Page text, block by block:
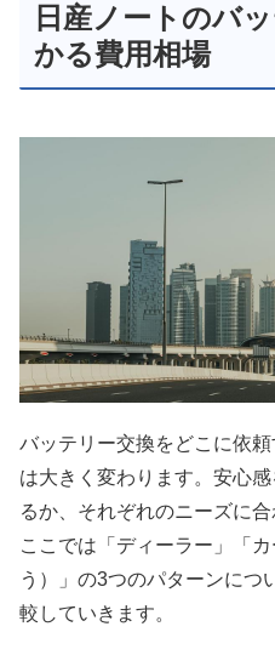
日産ノートのバ
かる費用相場
バッテリー交換をどこに依
は大きく変わります。安心
るか、それぞれのニーズに
ここでは「ディーラー」「
う）」の3つのパターンにつ
較していきます。